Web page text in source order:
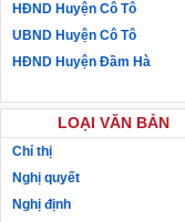
HĐND Huyện Cô Tô
UBND Huyện Cô Tô
HĐND Huyện Đầm Hà
LOẠI VĂN BẢN
Chỉ thị
Nghị quyết
Nghị định